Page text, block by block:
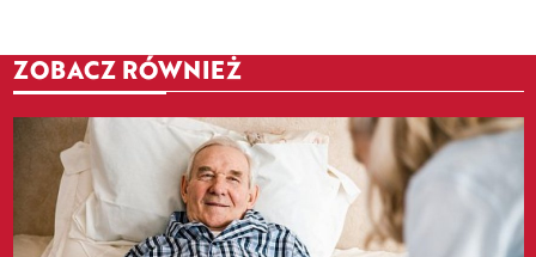
ZOBACZ RÓWNIEŻ